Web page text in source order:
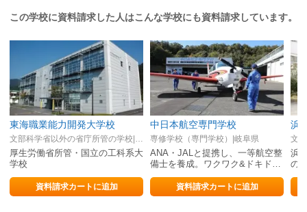
この学校に資料請求した人はこんな学校にも資料請求しています。
東海職業能力開発大学校
文部科学省以外の省庁所管の学校|岐阜県
厚生労働省所管・国立の工科系大
学校
資料請求カートに追加
中日本航空専門学校
専修学校（専門学校）|岐阜県
ANA・JALと提携し、一等航空整
備士を養成。ワクワク&ドキドキ
する学びで夢を実現
資料請求カートに追加
浜
の